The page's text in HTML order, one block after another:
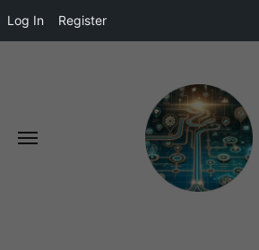
Log In Register